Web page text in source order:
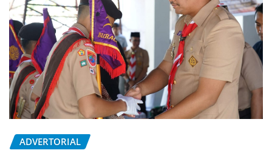
ADVERTORIAL